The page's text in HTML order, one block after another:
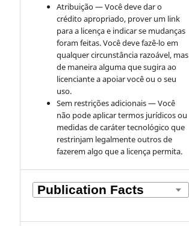
Atribuição — Você deve dar o
crédito apropriado, prover um link
para a licença e indicar se mudanças
foram feitas. Você deve fazê-lo em
qualquer circunstância razoável, mas
de maneira alguma que sugira ao
licenciante a apoiar você ou o seu
uso.
Sem restrições adicionais — Você
não pode aplicar termos jurídicos ou
medidas de caráter tecnológico que
restrinjam legalmente outros de
fazerem algo que a licença permita.